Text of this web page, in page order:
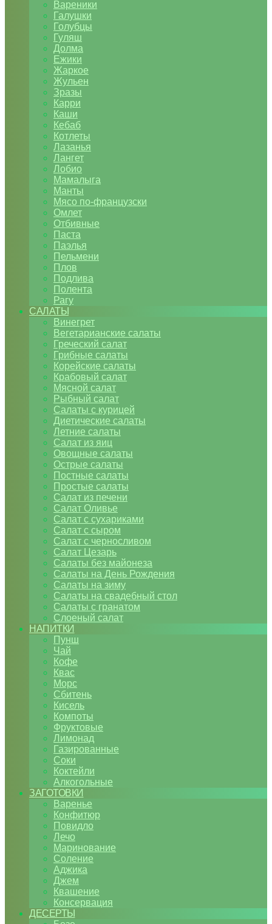
Вареники
Галушки
Голубцы
Гуляш
Долма
Ежики
Жаркое
Жульен
Зразы
Карри
Каши
Кебаб
Котлеты
Лазанья
Лангет
Лобио
Мамалыга
Манты
Мясо по-французски
Омлет
Отбивные
Паста
Паэлья
Пельмени
Плов
Подлива
Полента
Рагу
САЛАТЫ
Винегрет
Вегетарианские салаты
Греческий салат
Грибные салаты
Корейские салаты
Крабовый салат
Мясной салат
Рыбный салат
Салаты с курицей
Диетические салаты
Летние салаты
Салат из яиц
Овощные салаты
Острые салаты
Постные салаты
Простые салаты
Салат из печени
Салат Оливье
Салат с сухариками
Салат с сыром
Салат с черносливом
Салат Цезарь
Салаты без майонеза
Салаты на День Рождения
Салаты на зиму
Салаты на свадебный стол
Салаты с гранатом
Слоеный салат
НАПИТКИ
Пунш
Чай
Кофе
Квас
Морс
Сбитень
Кисель
Компоты
Фруктовые
Лимонад
Газированные
Соки
Коктейли
Алкогольные
ЗАГОТОВКИ
Варенье
Конфитюр
Повидло
Лечо
Маринование
Соление
Аджика
Джем
Квашение
Консервация
ДЕСЕРТЫ